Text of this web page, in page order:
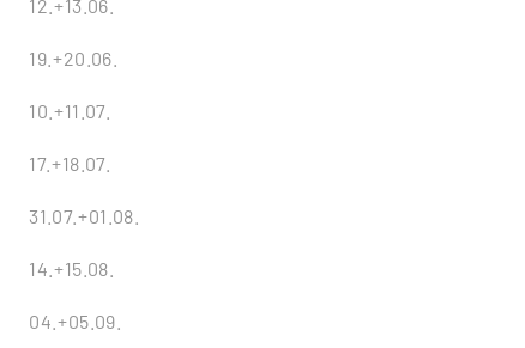
12.+13.06.
19.+20.06.
10.+11.07.
17.+18.07.
31.07.+01.08.
14.+15.08.
04.+05.09.